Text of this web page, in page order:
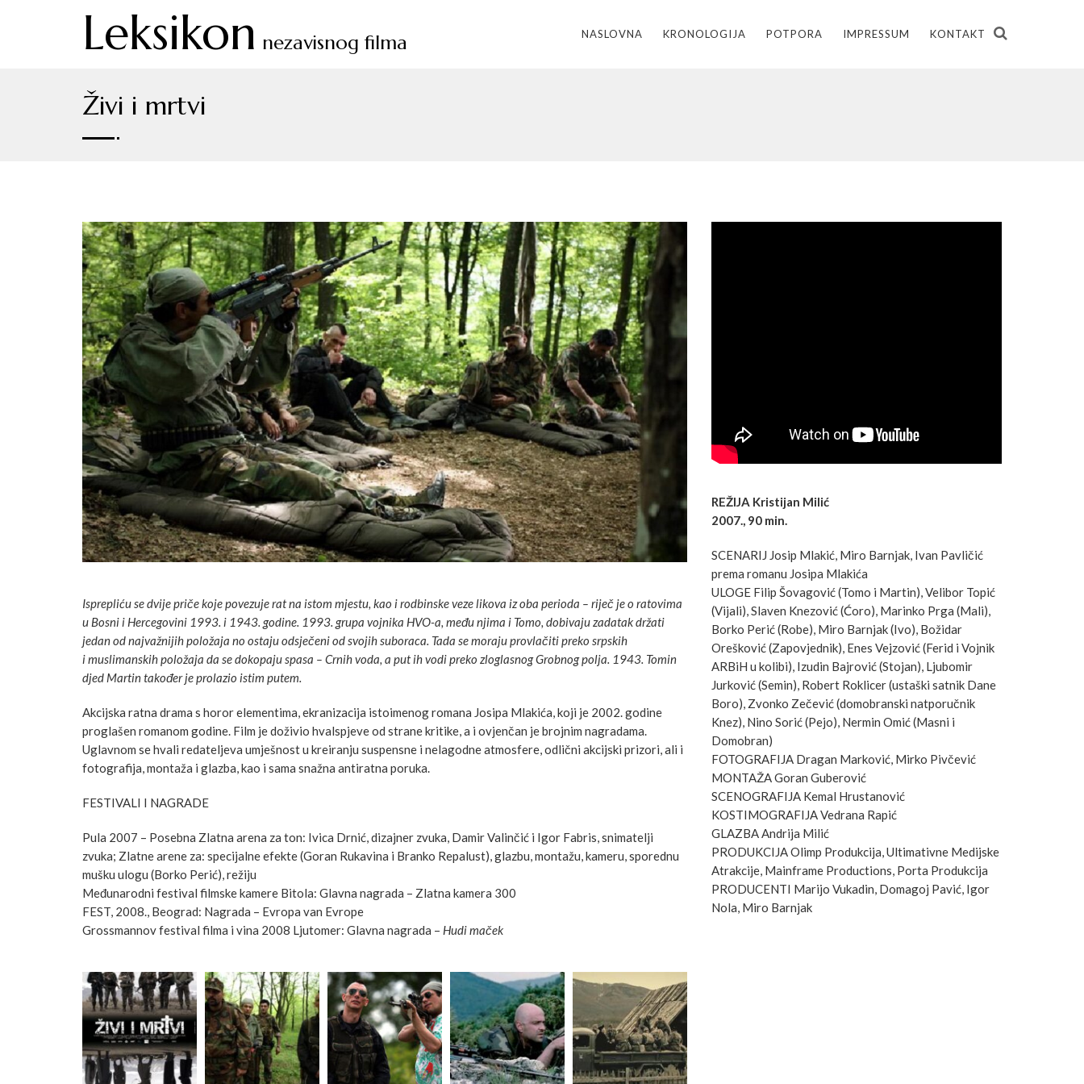
Leksikon nezavisnog filma NASLOVNA KRONOLOGIJA POTPORA IMPRESSUM KONTAKT
Živi i mrtvi
Isprepliću se dvije priče koje povezuje rat na istom mjestu, kao i rodbinske veze likova iz oba perioda – riječ je o ratovima
u Bosni i Hercegovini 1993. i 1943. godine. 1993. grupa vojnika HVO-a, među njima i Tomo, dobivaju zadatak držati
jedan od najvažnijih položaja no ostaju odsječeni od svojih suboraca. Tada se moraju provlačiti preko srpskih
i muslimanskih položaja da se dokopaju spasa – Crnih voda, a put ih vodi preko zloglasnog Grobnog polja. 1943. Tomin
djed Martin također je prolazio istim putem.
Akcijska ratna drama s horor elementima, ekranizacija istoimenog romana Josipa Mlakića, koji je 2002. godine
proglašen romanom godine. Film je doživio hvalspjeve od strane kritike, a i ovjenčan je brojnim nagradama.
Uglavnom se hvali redateljeva umješnost u kreiranju suspensne i nelagodne atmosfere, odlični akcijski prizori, ali i
fotografija, montaža i glazba, kao i sama snažna antiratna poruka.
FESTIVALI I NAGRADE
Pula 2007 – Posebna Zlatna arena za ton: Ivica Drnić, dizajner zvuka, Damir Valinčić i Igor Fabris, snimatelji
zvuka; Zlatne arene za: specijalne efekte (Goran Rukavina i Branko Repalust), glazbu, montažu, kameru, sporednu
mušku ulogu (Borko Perić), režiju
Međunarodni festival filmske kamere Bitola: Glavna nagrada – Zlatna kamera 300
FEST, 2008., Beograd: Nagrada – Evropa van Evrope
Grossmannov festival filma i vina 2008 Ljutomer: Glavna nagrada – Hudi maček
REŽIJA Kristijan Milić
2007., 90 min.
SCENARIJ Josip Mlakić, Miro Barnjak, Ivan Pavličić
prema romanu Josipa Mlakića
ULOGE Filip Šovagović (Tomo i Martin), Velibor Topić
(Vijali), Slaven Knezović (Ćoro), Marinko Prga (Mali),
Borko Perić (Robe), Miro Barnjak (Ivo), Božidar
Orešković (Zapovjednik), Enes Vejzović (Ferid i Vojnik
ARBiH u kolibi), Izudin Bajrović (Stojan), Ljubomir
Jurković (Semin), Robert Roklicer (ustaški satnik Dane
Boro), Zvonko Zečević (domobranski natporučnik
Knez), Nino Sorić (Pejo), Nermin Omić (Masni i
Domobran)
FOTOGRAFIJA Dragan Marković, Mirko Pivčević
MONTAŽA Goran Guberović
SCENOGRAFIJA Kemal Hrustanović
KOSTIMOGRAFIJA Vedrana Rapić
GLAZBA Andrija Milić
PRODUKCIJA Olimp Produkcija, Ultimativne Medijske
Atrakcije, Mainframe Productions, Porta Produkcija
PRODUCENTI Marijo Vukadin, Domagoj Pavić, Igor
Nola, Miro Barnjak